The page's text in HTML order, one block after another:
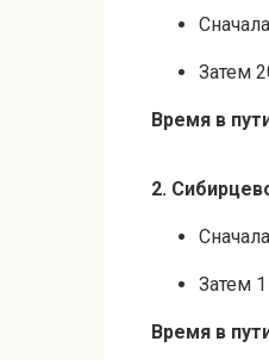
Затем
Время в
2.
Затем
Время в